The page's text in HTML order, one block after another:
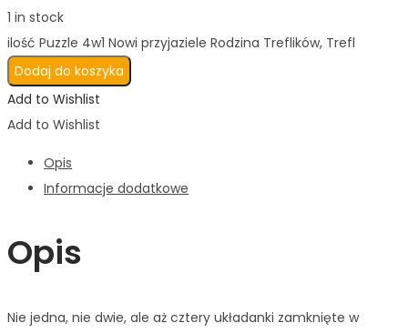
1 in stock
ilość Puzzle 4w1 Nowi przyjaziele Rodzina Treflików, Trefl
Dodaj do koszyka
Add to Wishlist
Add to Wishlist
Opis
Informacje dodatkowe
Opis
Nie jedna, nie dwie, ale aż cztery układanki zamknięte w